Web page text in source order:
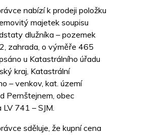
nabízí k prodeji položku
majetek soupisu
dlužníka – pozemek
zahrada, o výměře 465
u Katastrálního úřadu
kraj, Katastrální
– venkov, kat. území
Pernštejnem, obec
741 – SJM.
sděluje, že kupní cena